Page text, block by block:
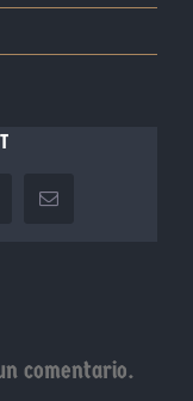
Correo
comentario.